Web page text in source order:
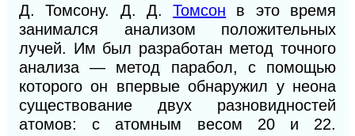
Д.Томсону. Д. Д.Томсон в это время
занимался анализом положительных
лучей. Им был разработан метод точного
анализа — метод парабол, с помощью
которого он впервые обнаружил у неона
существование двух разновидностей
атомов: с атомным весом 20 и 22.